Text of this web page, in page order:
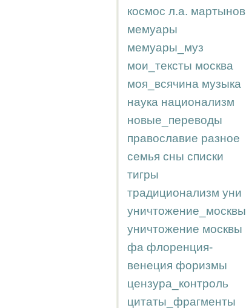
космос л.а. мартынов
мемуары
мемуары_муз
мои_тексты москва
моя_всячина музыка
наука национализм
новые_переводы
православие разное
семья сны списки
тигры
традиционализм уни
уничтожение_москвы
уничтожение москвы
фа флоренция-
венеция форизмы
цензура_контроль
цитаты_фрагменты